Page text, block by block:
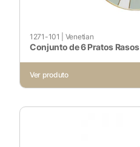
1271-101 Venetian
Conjunto de 6 Pratos Rasos
Ver produto